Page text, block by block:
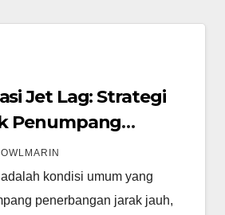
Jet Lag: Strategi
Penumpang
Jarak Jauh
kondisi umum yang
penerbangan jarak jauh,